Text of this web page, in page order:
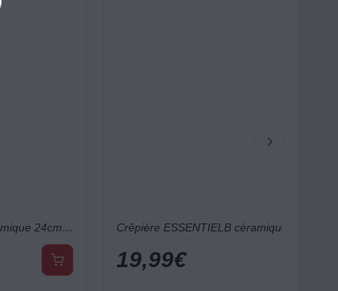
Poêle ESSENTIELB Céramique 24cm vert Crêpière ESSENTIELB céramique 28cm vert
19,99€